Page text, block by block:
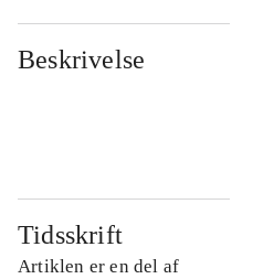
Beskrivelse
Tidsskrift
Artiklen er en del af